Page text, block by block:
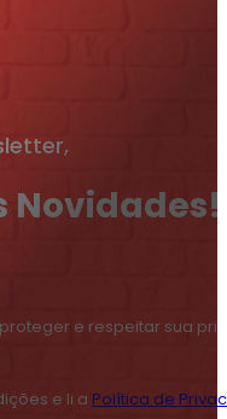
Novidades!
e respeitar sua
e li a Política de